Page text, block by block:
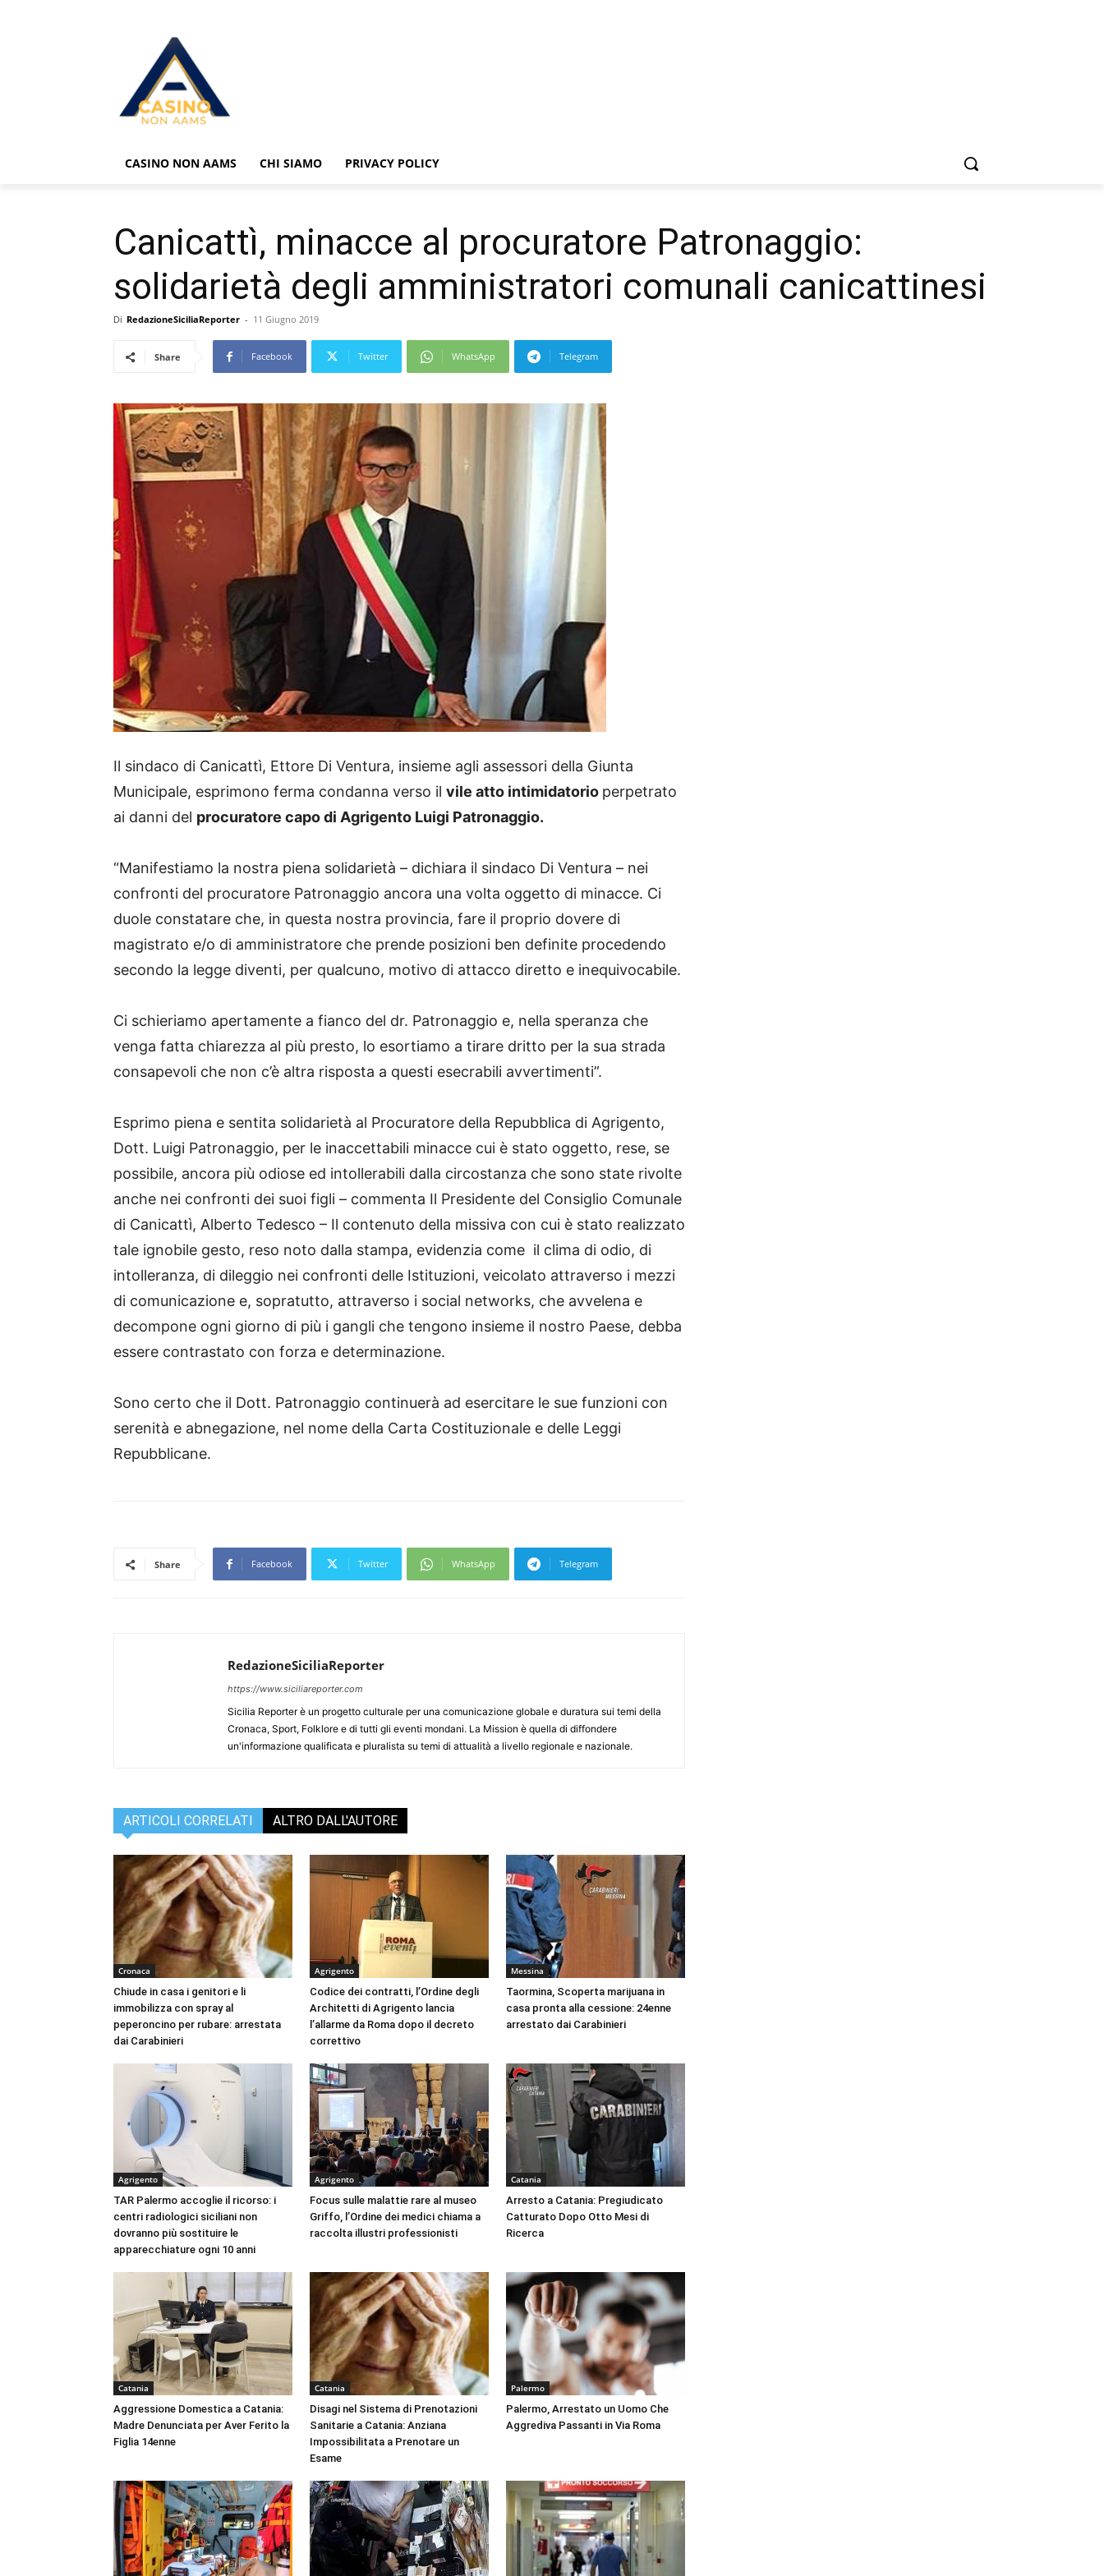
CASINO NON AAMS CHI SIAMO PRIVACY POLICY
Canicattì, minacce al procuratore Patronaggio:
solidarietà degli amministratori comunali canicattinesi
Di RedazioneSiciliaReporter - 11 Giugno 2019
Share Facebook Twitter WhatsApp Telegram
Il sindaco di Canicattì, Ettore Di Ventura, insieme agli assessori della Giunta
Municipale, esprimono ferma condanna verso il vile atto intimidatorio perpetrato
ai danni del procuratore capo di Agrigento Luigi Patronaggio.
“Manifestiamo la nostra piena solidarietà – dichiara il sindaco Di Ventura – nei
confronti del procuratore Patronaggio ancora una volta oggetto di minacce. Ci
duole constatare che, in questa nostra provincia, fare il proprio dovere di
magistrato e/o di amministratore che prende posizioni ben definite procedendo
secondo la legge diventi, per qualcuno, motivo di attacco diretto e inequivocabile.
Ci schieriamo apertamente a fianco del dr. Patronaggio e, nella speranza che
venga fatta chiarezza al più presto, lo esortiamo a tirare dritto per la sua strada
consapevoli che non c’è altra risposta a questi esecrabili avvertimenti”.
Esprimo piena e sentita solidarietà al Procuratore della Repubblica di Agrigento,
Dott. Luigi Patronaggio, per le inaccettabili minacce cui è stato oggetto, rese, se
possibile, ancora più odiose ed intollerabili dalla circostanza che sono state rivolte
anche nei confronti dei suoi figli – commenta Il Presidente del Consiglio Comunale
di Canicattì, Alberto Tedesco – Il contenuto della missiva con cui è stato realizzato
tale ignobile gesto, reso noto dalla stampa, evidenzia come il clima di odio, di
intolleranza, di dileggio nei confronti delle Istituzioni, veicolato attraverso i mezzi
di comunicazione e, sopratutto, attraverso i social networks, che avvelena e
decompone ogni giorno di più i gangli che tengono insieme il nostro Paese, debba
essere contrastato con forza e determinazione.
Sono certo che il Dott. Patronaggio continuerà ad esercitare le sue funzioni con
serenità e abnegazione, nel nome della Carta Costituzionale e delle Leggi
Repubblicane.
Share Facebook Twitter WhatsApp Telegram
RedazioneSiciliaReporter
https://www.siciliareporter.com
Sicilia Reporter è un progetto culturale per una comunicazione globale e duratura sui temi della
Cronaca, Sport, Folklore e di tutti gli eventi mondani. La Mission è quella di diffondere
un'informazione qualificata e pluralista su temi di attualità a livello regionale e nazionale.
ARTICOLI CORRELATI ALTRO DALL'AUTORE
Cronaca
Chiude in casa i genitori e li
immobilizza con spray al
peperoncino per rubare: arrestata
dai Carabinieri
Agrigento
Codice dei contratti, l’Ordine degli
Architetti di Agrigento lancia
l’allarme da Roma dopo il decreto
correttivo
Messina
Taormina, Scoperta marijuana in
casa pronta alla cessione: 24enne
arrestato dai Carabinieri
Agrigento
TAR Palermo accoglie il ricorso: i
centri radiologici siciliani non
dovranno più sostituire le
apparecchiature ogni 10 anni
Agrigento
Focus sulle malattie rare al museo
Griffo, l’Ordine dei medici chiama a
raccolta illustri professionisti
Catania
Arresto a Catania: Pregiudicato
Catturato Dopo Otto Mesi di
Ricerca
Catania
Aggressione Domestica a Catania:
Madre Denunciata per Aver Ferito la
Figlia 14enne
Catania
Disagi nel Sistema di Prenotazioni
Sanitarie a Catania: Anziana
Impossibilitata a Prenotare un
Esame
Palermo
Palermo, Arrestato un Uomo Che
Aggrediva Passanti in Via Roma